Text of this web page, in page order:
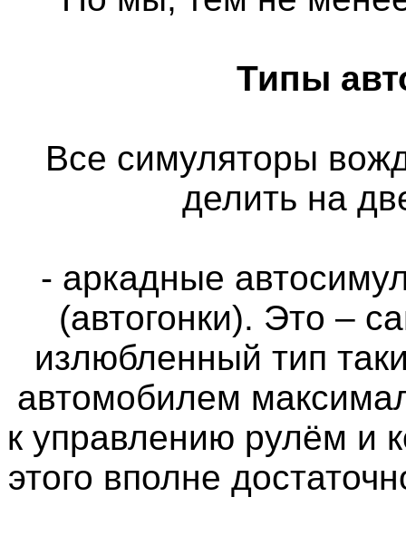
Типы
Все симуляторы
делить на
- аркадные
(автогонки). Это –
излюбленный тип
автомобилем
к управлению рулём и
этого вполне